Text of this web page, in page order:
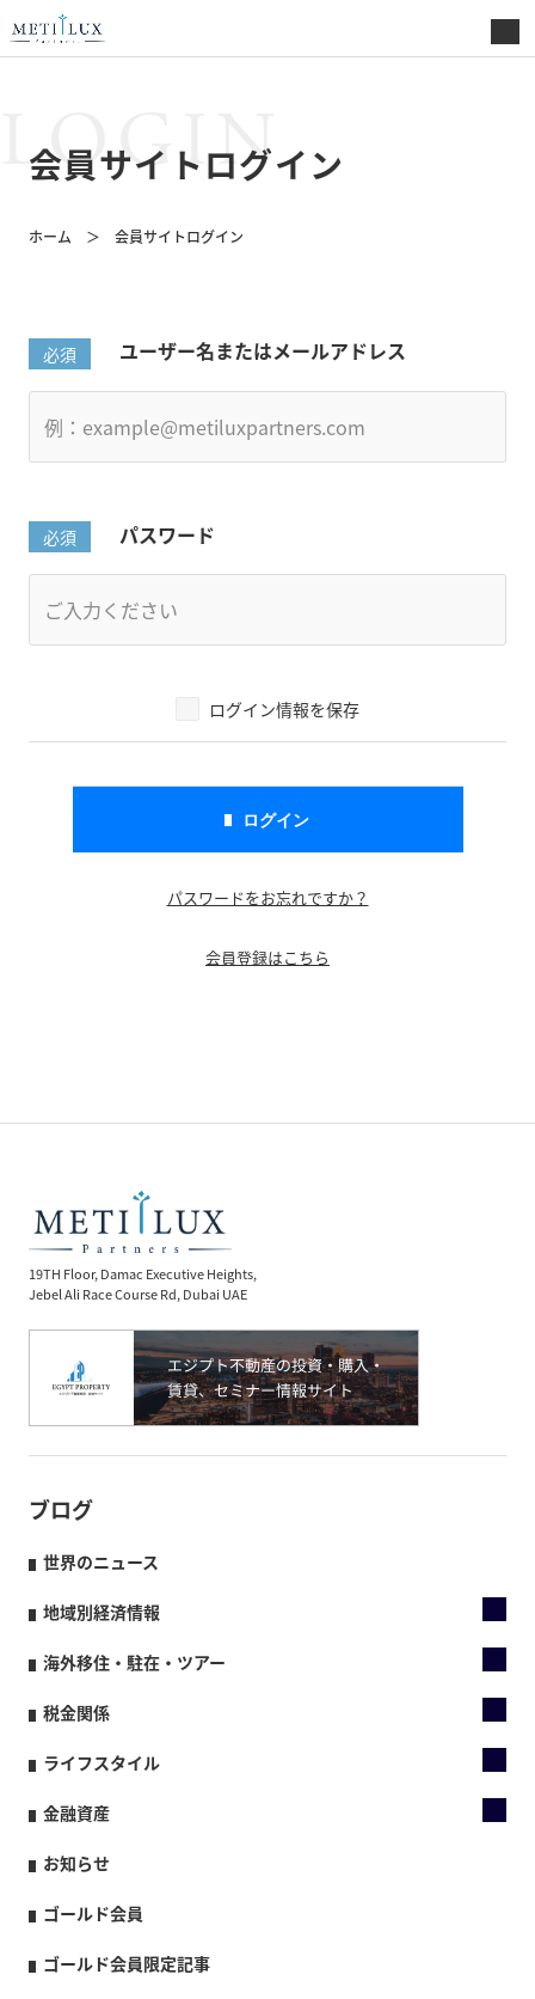
LOGIN
会員サイトログイン
ホーム 会員サイトログイン
ユーザー名またはメールアドレス
パスワード
ログイン情報を保存
パスワードをお忘れですか？
会員登録はこちら
19TH Floor, Damac Executive Heights,
Jebel Ali Race Course Rd, Dubai UAE
ブログ
世界のニュース
地域別経済情報
海外移住・駐在・ツアー
税金関係
ライフスタイル
金融資産
お知らせ
ゴールド会員
ゴールド会員限定記事